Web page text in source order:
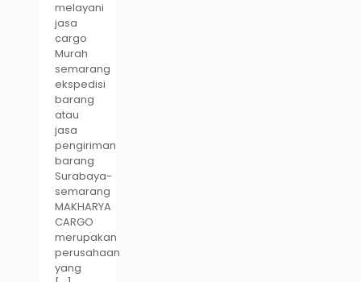
melayani
jasa
cargo
Murah
semarang
ekspedisi
barang
atau
jasa
pengiriman
barang
Surabaya-
semarang
MAKHARYA
CARGO
merupakan
perusahaan
yang